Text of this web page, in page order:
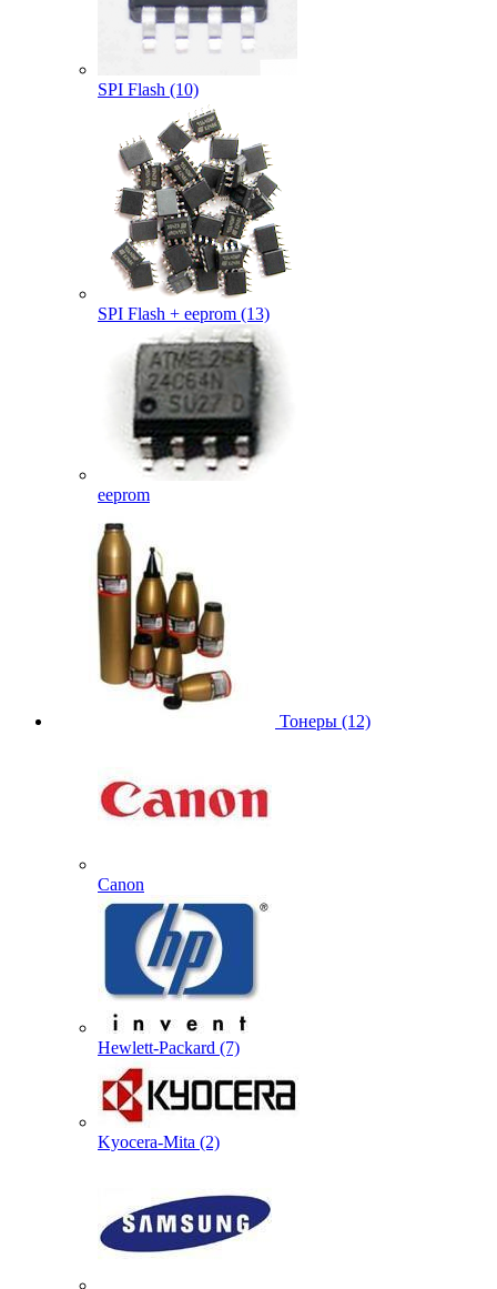
SPI Flash (10)
SPI Flash + eeprom (13)
eeprom
Тонеры (12)
Canon
Hewlett-Packard (7)
Kyocera-Mita (2)